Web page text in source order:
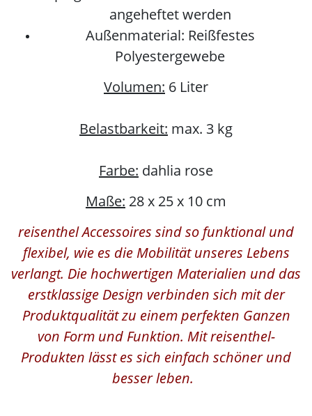
angeheftet werden
Außenmaterial: Reißfestes
Polyestergewebe
Volumen: 6 Liter
Belastbarkeit: max. 3 kg
Farbe: dahlia rose
Maße: 28 x 25 x 10 cm
reisenthel Accessoires sind so funktional und
flexibel, wie es die Mobilität unseres Lebens
verlangt. Die hochwertigen Materialien und das
erstklassige Design verbinden sich mit der
Produktqualität zu einem perfekten Ganzen
von Form und Funktion. Mit reisenthel-
Produkten lässt es sich einfach schöner und
besser leben.